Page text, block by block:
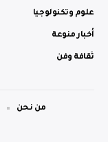
علوم وتكنولوجيا
أخبار منوعة
ثقافة وفن
من نحن